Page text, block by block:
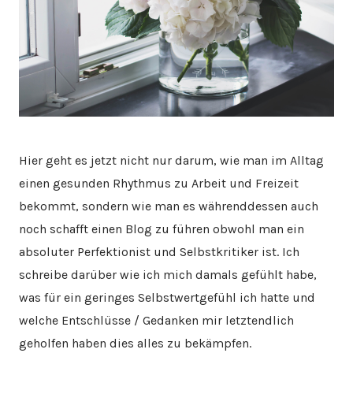
Hier geht es jetzt nicht nur darum, wie man im Alltag
einen gesunden Rhythmus zu Arbeit und Freizeit
bekommt, sondern wie man es währenddessen auch
noch schafft einen Blog zu führen obwohl man ein
absoluter Perfektionist und Selbstkritiker ist. Ich
schreibe darüber wie ich mich damals gefühlt habe,
was für ein geringes Selbstwertgefühl ich hatte und
welche Entschlüsse / Gedanken mir letztendlich
geholfen haben dies alles zu bekämpfen.